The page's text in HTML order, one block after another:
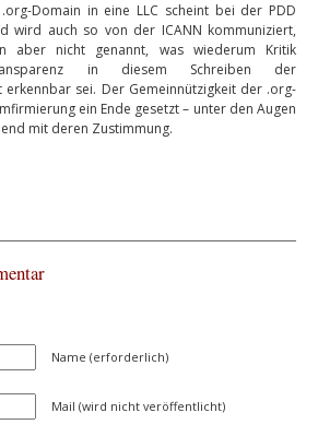
Domain in eine LLC scheint bei der PDD
wird auch so von der ICANN kommuniziert,
aber nicht genannt, was wiederum Kritik
in diesem Schreiben der
erkennbar sei. Der Gemeinnützigkeit der .org-
ein Ende gesetzt – unter den Augen
mit deren Zustimmung.
Name (erforderlich)
Mail (wird nicht veröffentlicht)